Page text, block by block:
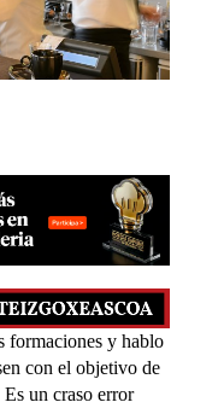
formaciones y hablo
con el objetivo de
un craso error